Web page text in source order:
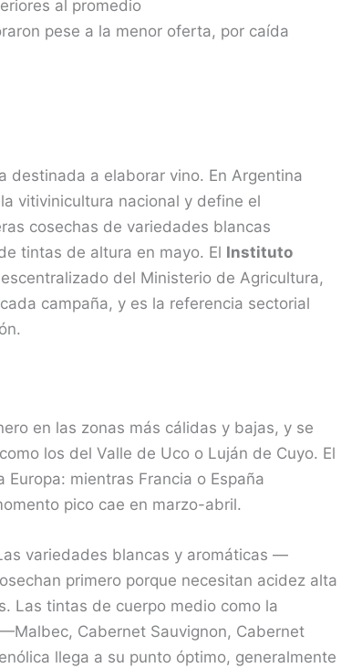
al promedio
pese a la menor oferta, por caída
destinada a elaborar vino. En Argentina
vitivinicultura nacional y define el
cosechas de variedades blancas
tintas de altura en mayo. El Instituto
del Ministerio de Agricultura,
campaña, y es la referencia sectorial
en las zonas más cálidas y bajas, y se
los del Valle de Uco o Luján de Cuyo. El
mientras Francia o España
pico cae en marzo-abril.
variedades blancas y aromáticas —
primero porque necesitan acidez alta
Las tintas de cuerpo medio como la
Cabernet Sauvignon, Cabernet
llega a su punto óptimo, generalmente